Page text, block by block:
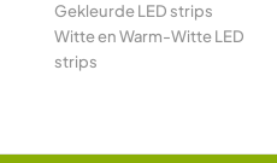
Gekleurde LED strips
Witte en Warm-Witte LED
strips